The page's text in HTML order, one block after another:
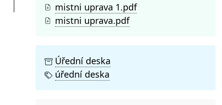
mistni uprava 1.pdf
mistni uprava.pdf
Úřední deska
úřední deska